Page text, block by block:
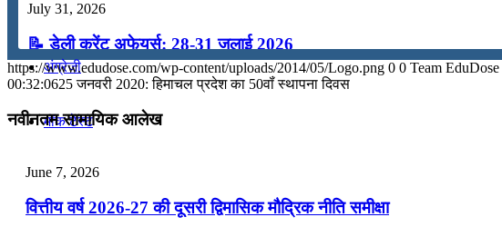
कंप्यूटर
अंग्रेजी
मॉक टेस्ट
टुडेज जीके
July 31, 2026
📝 डेली करेंट अफेयर्स: 28-31 जुलाई 2026
July 28, 2026
📝 डेली करेंट अफेयर्स: 25-27 जुलाई 2026
📝 डेली करेंट अफेयर्स: 22-24 जुलाई 2026
July 22, 2026
https://www.edudose.com/wp-content/uploads/2014/05/Logo.png 0 0 Team EduDose
00:32:0625 जनवरी 2020: हिमाचल प्रदेश का 50वॉं स्थापना दिवस
नवीनतम सामायिक आलेख
June 7, 2026
वित्तीय वर्ष 2026-27 की दूसरी द्विमासिक मौद्रिक नीति समीक्षा